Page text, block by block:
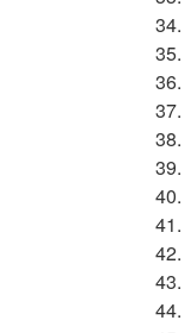
34.
35.
36.
37.
38.
39.
40.
41.
42.
43.
44.